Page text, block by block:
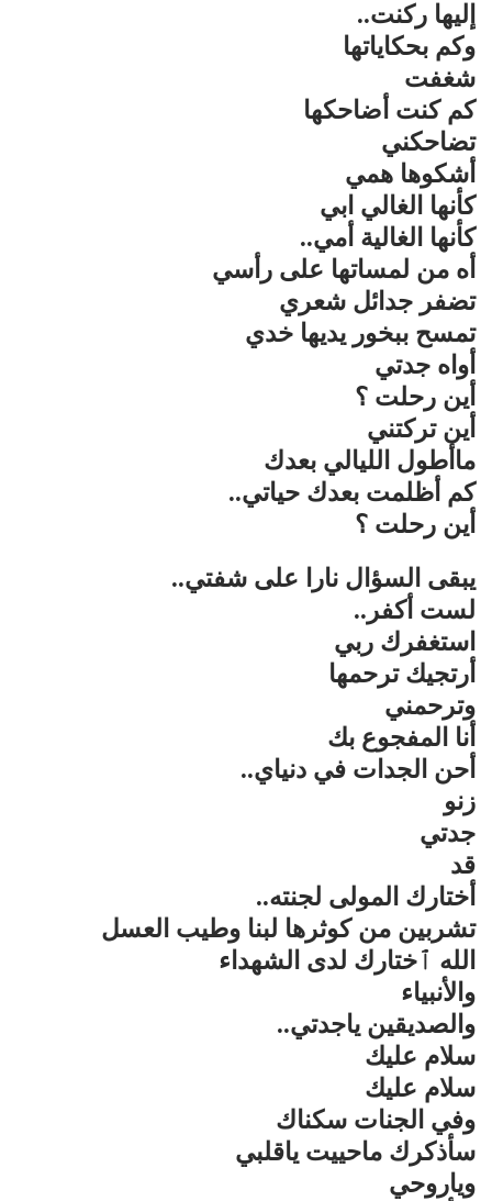
إليها ركنت..
وكم بحكاياتها
شغفت
كم كنت أضاحكها
تضاحكني
أشكوها همي
كأنها الغالي ابي
كأنها الغالية أمي..
أه من لمساتها على رأسي
تضفر جدائل شعري
تمسح ببخور يديها خدي
أواه جدتي
أين رحلت ؟
أين تركتني
ماأطول الليالي بعدك
كم أظلمت بعدك حياتي..
أين رحلت ؟
يبقى السؤال نارا على شفتي..
لست أكفر..
استغفرك ربي
أرتجيك ترحمها
وترحمني
أنا المفجوع بك
أحن الجدات في دنياي..
زنو
جدتي
قد
أختارك المولى لجنته..
تشربين من كوثرها لبنا وطيب العسل
الله ٱختارك لدى الشهداء
والأنبياء
والصديقين ياجدتي..
سلام عليك
سلام عليك
وفي الجنات سكناك
سأذكرك ماحييت ياقلبي
وياروحي